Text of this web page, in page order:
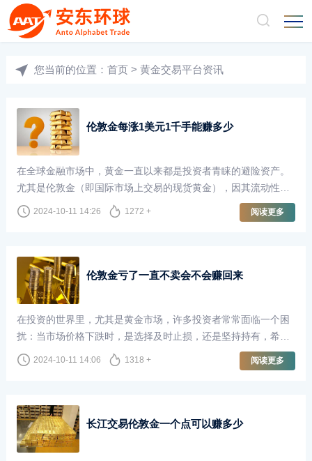
您当前的位置： 首页 > 黄金交易平台资讯
伦敦金每涨1美元1千手能赚多少
在全球金融市场中，黄金一直以来都是投资者青睐的避险资产。
尤其是伦敦金（即国际市场上交易的现货黄金），因其流动性
强、交易量大，成为了许多投资者的首选。许多投资者在交易时
会关注价格波动，尤其是伦敦金每上涨1美元的潜在收益。那么，
2024-10-11 14:26 1272 + 阅读更多
伦敦金亏了一直不卖会不会赚回来
在投资的世界里，尤其是黄金市场，许多投资者常常面临一个困
扰：当市场价格下跌时，是选择及时止损，还是坚持持有，希望
未来能够“回本”？尤其是在伦敦金市场，这个问题更是引发了广
泛的讨论。
2024-10-11 14:06 1318 + 阅读更多
长江交易伦敦金一个点可以赚多少